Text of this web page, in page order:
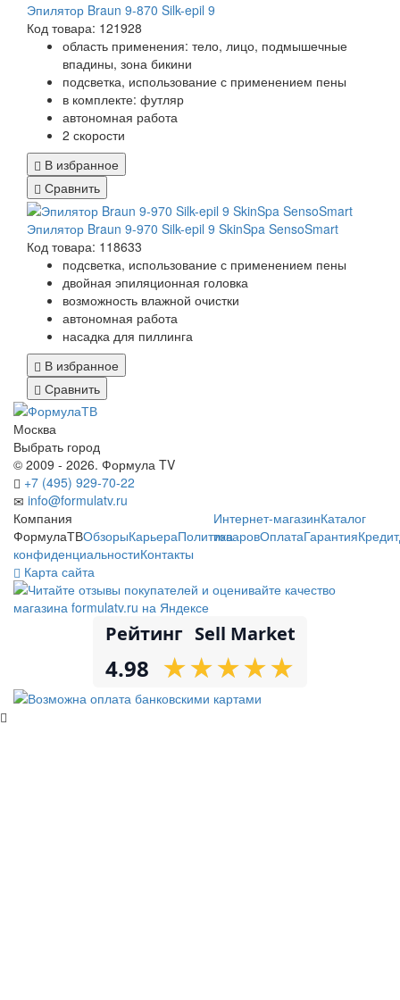
Эпилятор Braun 9-870 Silk-epil 9
Код товара: 121928
область применения: тело, лицо, подмышечные
впадины, зона бикини
подсветка, использование с применением пены
в комплекте: футляр
автономная работа
2 скорости
В избранное
Сравнить
Эпилятор Braun 9-970 Silk-epil 9 SkinSpa SensoSmart
Код товара: 118633
подсветка, использование с применением пены
двойная эпиляционная головка
возможность влажной очистки
автономная работа
насадка для пиллинга
В избранное
Сравнить
Москва
Выбрать город
© 2009 - 2026. Формула TV
+7 (495) 929-70-22
info@formulatv.ru
Компания
ФормулаТВОбзорыКарьераПолитика
конфиденциальностиКонтакты
Интернет-магазинКаталог
товаровОплатаГарантияКредит
Карта сайта
Рейтинг Sell Market
4.98 ★
★★
★★
★★
★★
★